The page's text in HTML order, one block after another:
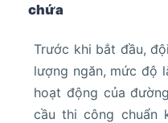
chứa
Trước khi bắt đầu,
lượng ngăn, mức độ
hoạt động của
cầu thi công chuẩn